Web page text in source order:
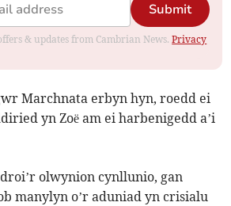
Submit
& updates from Cambrian News.Privacy
Marchnata erbyn hyn, roedd ei
yn Zoë am ei harbenigedd a’i
olwynion cynllunio, gan
manylyn o’r aduniad yn crisialu